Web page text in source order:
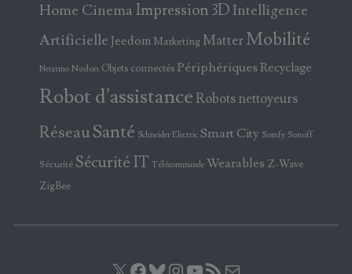
Home Cinema Impression 3DIntelligence
Artificielle Jeedom Marketing Matter Mobilité
Netatmo Nodon Objets connectés PériphériquesRecyclage
Robot d'assistance Robots nettoyeurs
RéseauSanté Schneider Electric Smart City Somfy Sonoff
Sécurité Sécurité IT Télécommande Wearables Z-Wave
ZigBee
X Facebook
Bluesky
Instagram
YouTube
Flux RSS